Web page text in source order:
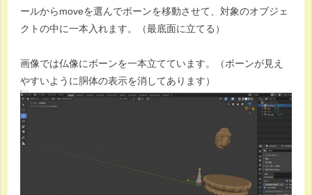
ールからmoveを選んでボーンを移動させて、対象のオブジェ
クトの中に一本入れます。（最底面に立てる）
画像では仏像にボーンを一本立てています。（ボーンが見え
やすいように胴体の表示を消してあります）